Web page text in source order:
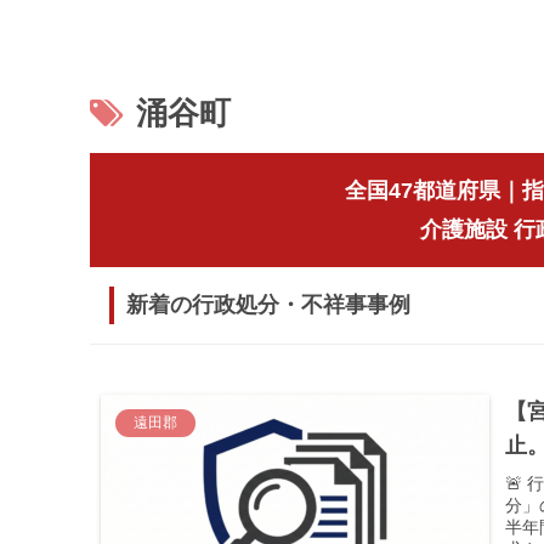
涌谷町
全国47都道府県｜
介護施設 行
新着の行政処分・不祥事事例
遠田郡
【
止
🚨
分」
半年